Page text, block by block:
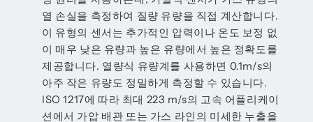
열 손실을 측정하여 질량 유량을 직접 계산합니다.
이 유형의 센서는 추가적인 압력이나 온도 보정 없
이 매우 낮은 유량과 높은 유량에서 높은 정확도를
제공합니다. 열량식 유량계를 사용하면 0.1m/s의
아주 작은 유량도 정밀하게 측정할 수 있습니다.
ISO 1217에 따라 최대 223 m/s의 고속 어플리케이
션에서 가압 배관 또는 가스 라인의 미세한 누출을